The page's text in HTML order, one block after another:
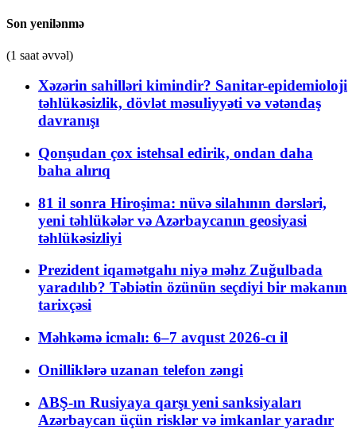
Son yenilənmə
(1 saat əvvəl)
Xəzərin sahilləri kimindir? Sanitar-epidemioloji
təhlükəsizlik, dövlət məsuliyyəti və vətəndaş
davranışı
Qonşudan çox istehsal edirik, ondan daha
baha alırıq
81 il sonra Hiroşima: nüvə silahının dərsləri,
yeni təhlükələr və Azərbaycanın geosiyasi
təhlükəsizliyi
Prezident iqamətgahı niyə məhz Zuğulbada
yaradılıb? Təbiətin özünün seçdiyi bir məkanın
tarixçəsi
Məhkəmə icmalı: 6–7 avqust 2026-cı il
Onilliklərə uzanan telefon zəngi
ABŞ-ın Rusiyaya qarşı yeni sanksiyaları
Azərbaycan üçün risklər və imkanlar yaradır